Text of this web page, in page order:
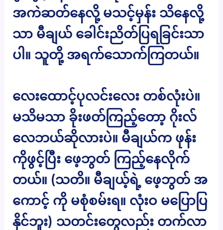
အကဲဆတ်နေလို့ မသင့်မှန်း သိနေလို့
သာ မီချယ် ခေါင်းညိတ်ပြရခြင်းသာ
ပါ။ သူတို့ အရက်သောက်ကြတယ်။
လေးထောင့်ပုလင်းလေး တစ်လုံးပဲ။
မသိမသာ ခိုးဖတ်ကြည့်တော့ ဂိုးလ်
လေဘယ်ဆိုလားပဲ။ မီချယ်က ဖုန်း
ကိုဖွင့်ပြီး ဖေ့ဘွတ် ကြည့်နေလိုက်
တယ်။ (သတိ။ မီချယ့်ရဲ့ ဖေ့ဘွတ် အ
ကောင့် ကို မစုံစမ်းရ။ လုံးဝ မပြောပြ
နိုင်ဘူး) သတင်းတွေလည်း တက်လာ